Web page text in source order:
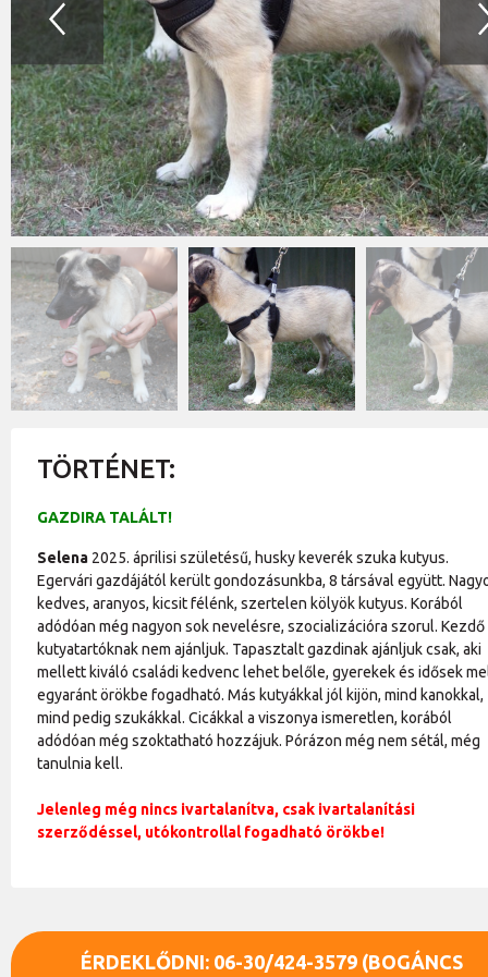
TÖRTÉNET:
GAZDIRA TALÁLT!
Selena 2025. áprilisi születésű, husky keverék szuka kutyus.
Egervári gazdájától került gondozásunkba, 8 társával együtt.
kedves, aranyos, kicsit félénk, szertelen kölyök kutyus. Korából
adódóan még nagyon sok nevelésre, szocializációra szorul. Kezdő
kutyatartóknak nem ajánljuk. Tapasztalt gazdinak ajánljuk csak, aki
mellett kiváló családi kedvenc lehet belőle, gyerekek és idősek
egyaránt örökbe fogadható. Más kutyákkal jól kijön, mind kanokkal,
mind pedig szukákkal. Cicákkal a viszonya ismeretlen, korából
adódóan még szoktatható hozzájuk. Pórázon még nem sétál, még
tanulnia kell.
Jelenleg még nincs ivartalanítva, csak ivartalanítási
szerződéssel, utókontrollal fogadható örökbe!
ÉRDEKLŐDNI: 06-30/424-3579 (BOGÁNCS